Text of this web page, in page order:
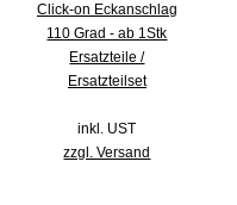
Click-on Eckanschlag
110 Grad - ab 1Stk
Ersatzteile /
Ersatzteilset
inkl. UST
zzgl. Versand